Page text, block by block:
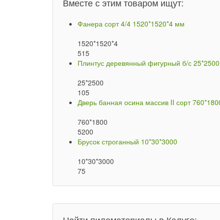
Фанера сорт 4/4 1520*1520*4 мм
1520*1520*4
515
Плинтус деревянный фигурный б/с 25*2500
25*2500
105
Дверь банная осина массив II сорт
760*1800
5200
Брусок строганный 10*30*3000
10*30*3000
75